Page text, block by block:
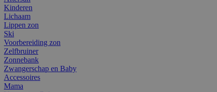
Kinderen
Lichaam
Lippen zon
Ski
Voorbereiding zon
Zelfbruiner
Zonnebank
Zwangerschap en Baby
Accessoires
Mama